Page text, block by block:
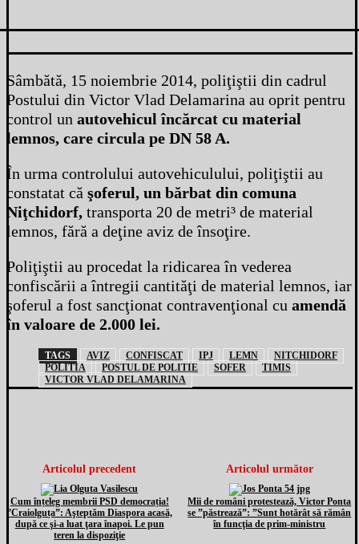
Sâmbătă, 15 noiembrie 2014, poliţiştii din cadrul
Postului din Victor Vlad Delamarina au oprit pentru
control un autovehicul încărcat cu material
lemnos, care circula pe DN 58 A.
În urma controlului autovehiculului, poliţiştii au
constatat că şoferul, un bărbat din comuna
Niţchidorf, transporta 20 de metri³ de material
lemnos, fără a deţine aviz de însoţire.
Poliţiştii au procedat la ridicarea în vederea
confiscării a întregii cantităţi de material lemnos, iar
şoferul a fost sancţionat contravenţional cu amendă
în valoare de 2.000 lei.
TAGS AVIZ CONFISCAT IPJ LEMN
NITCHIDORF
POLITIA
POSTUL DE POLITIE SOFER
TIMIS
VICTOR VLAD DELAMARINA
Articolul precedent
Cum înțeleg membrii PSD democrația!
”Craiolguța”: Aşteptăm Diaspora acasă,
după ce şi-a luat ţara înapoi. Le pun
teren la dispoziţie
Articolul următor
Mii de români protestează, Victor Ponta
se ”păstrează”: ”Sunt hotărât să rămân
în funcţia de prim-ministru